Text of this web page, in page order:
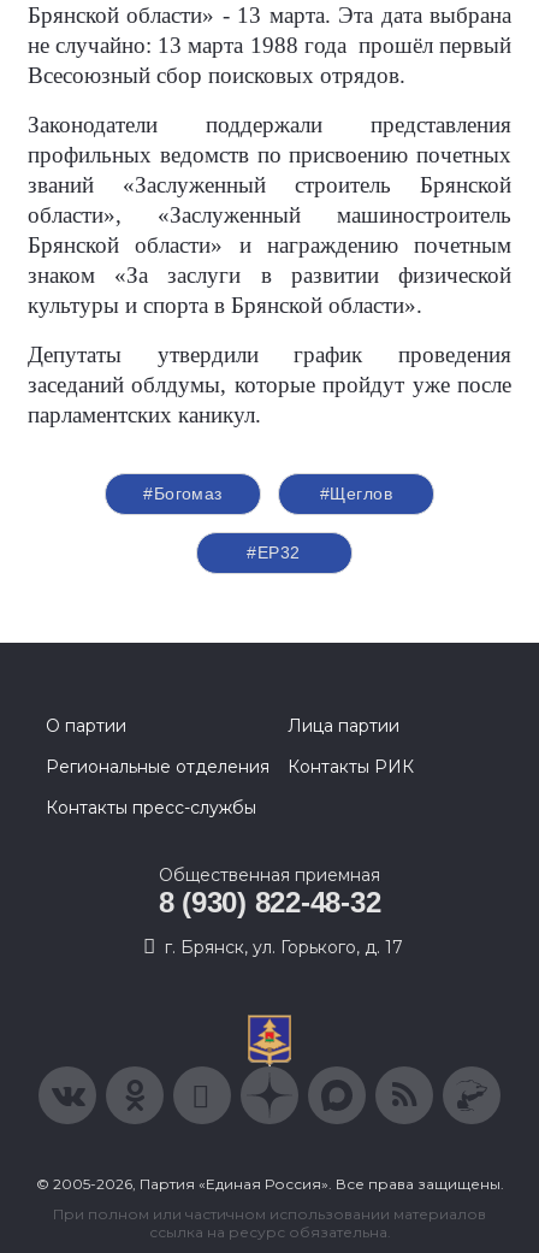
Брянской области» - 13 марта. Эта дата выбрана
не случайно: 13 марта 1988 года прошёл первый
Всесоюзный сбор поисковых отрядов.
Законодатели поддержали представления
профильных ведомств по присвоению почетных
званий «Заслуженный строитель Брянской
области», «Заслуженный машиностроитель
Брянской области» и награждению почетным
знаком «За заслуги в развитии физической
культуры и спорта в Брянской области».
Депутаты утвердили график проведения
заседаний облдумы, которые пройдут уже после
парламентских каникул.
#Богомаз #Щеглов
#ЕР32
О партии
Лица партии
Региональные отделения
Контакты РИК
Контакты пресс-службы
Общественная приемная
8 (930) 822-48-32
г. Брянск, ул. Горького, д. 17
© 2005-2026, Партия «Единая Россия». Все права защищены.
При полном или частичном использовании материалов
ссылка на ресурс обязательна.